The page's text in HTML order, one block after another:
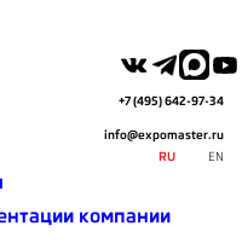
компании
RU EN
+7 (495) 642-97-34
info@expomaster.ru
стендов